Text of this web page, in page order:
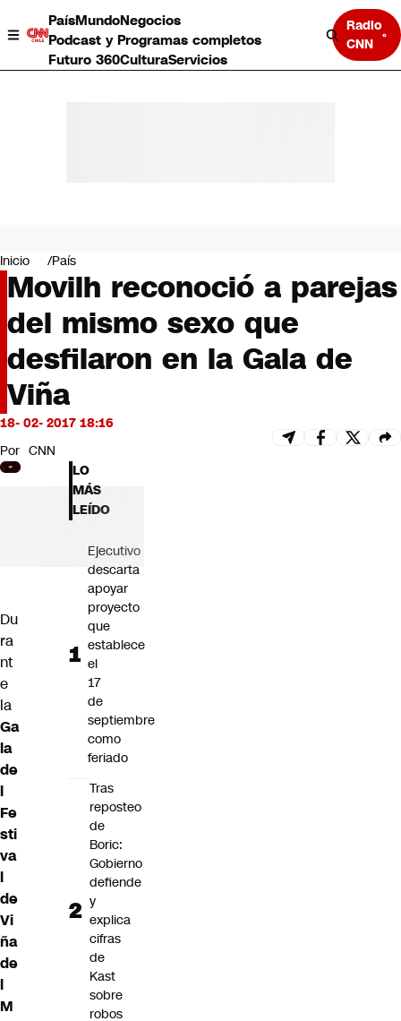
PaísMundoNegocios
Podcast y Programas completos
Futuro 360CulturaServicios
Radio
CNN
Negocios
Deportes
Programas completos
Cultura
Servicios
Bits
CNN Data
CNN tiempo
Futuro 360
Inicio País
Movilh reconoció a parejas
del mismo sexo que
desfilaron en la Gala de
Viña
18- 02- 2017 18:16
Por CNN
Du
ra
nt
e
la
Ga
la
de
l
Fe
sti
va
l
de
Vi
ña
de
l
M
LO
MÁS
LEÍDO
Ejecutivo
descarta
apoyar
proyecto
que
establece
el
17
de
septiembre
como
feriado
Tras
reposteo
de
Boric:
Gobierno
defiende
y
explica
cifras
de
Kast
sobre
robos